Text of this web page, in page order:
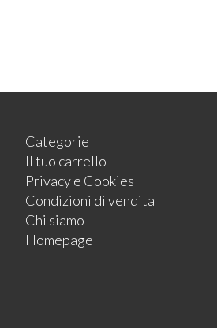
Categorie
Il tuo carrello
Privacy e Cookies
Condizioni di vendita
Chi siamo
Homepage